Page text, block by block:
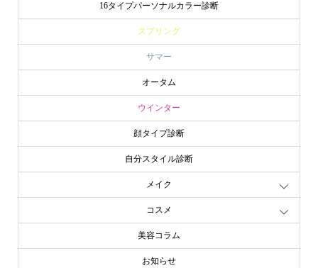
16タイプパーソナルカラー診断
スプリング
サマー
オータム
ウインター
顔タイプ診断
自分スタイル診断
メイク
コスメ
美容コラム
お知らせ